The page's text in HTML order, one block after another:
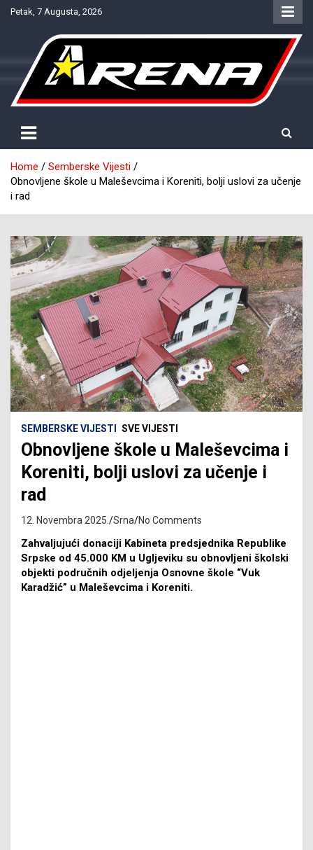
SkipPetak, 7 Augusta, 2026
NTV Arena
Home
Semberske Vijesti
Obnovljene škole u Maleševcima i Koreniti, bolji uslovi za učenje
i rad
SEMBERSKE VIJESTI SVE VIJESTI
Obnovljene škole u Maleševcima i
Koreniti, bolji uslovi za učenje i
rad
12. Novembra 2025. Srna No Comments
Zahvaljujući donaciji Kabineta predsjednika Republike
Srpske od 45.000 KM u Ugljeviku su obnovljeni školski
objekti područnih odjeljenja Osnovne škole “Vuk
Karadžić” u Maleševcima i Koreniti.